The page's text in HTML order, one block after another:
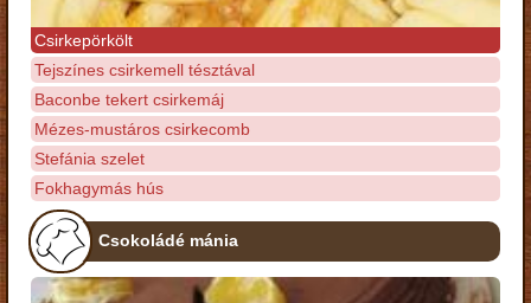
Csirkepörkölt
Tejszínes csirkemell tésztával
Baconbe tekert csirkemáj
Mézes-mustáros csirkecomb
Stefánia szelet
Fokhagymás hús
Csokoládé mánia